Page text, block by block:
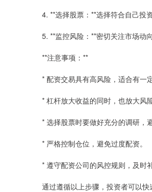
4. **选择股票：**选择符合自己投
5. **监控风险：**密切关注市场动
**注意事项：**
* 配资交易具有高风险，适合有一
* 杠杆放大收益的同时，也放大风
* 选择股票时要做好充分的调研，
* 严格控制仓位，避免过度配资。
* 遵守配资公司的风控规则，及时
通过遵循以上步骤，投资者可以